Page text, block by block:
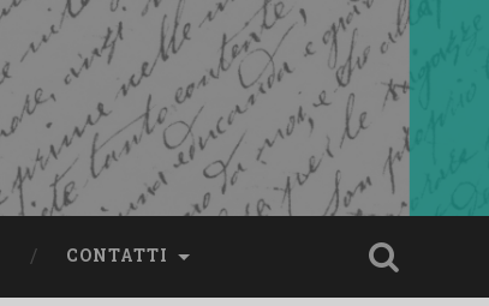
CONTATTI